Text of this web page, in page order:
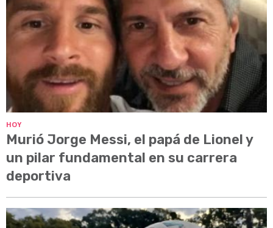
HOY
Murió Jorge Messi, el papá de Lionel y
un pilar fundamental en su carrera
deportiva